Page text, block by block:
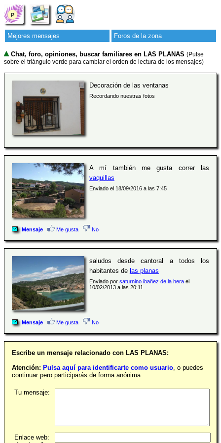
Mejores mensajes Foros de la zona
Chat, foro, opiniones, buscar familiares en LAS PLANAS (Pulse
sobre el triángulo verde para cambiar el orden de lectura de los mensajes)
Decoración de las ventanas
Recordando nuestras fotos
A mí también me gusta correr las
vaquillas
Enviado el 18/09/2016 a las 7:45
Mensaje Me gusta No
saludos desde cantoral a todos los
habitantes de las planas
Enviado por saturnino ibañez de la herael
10/02/2013 a las 20:11
Mensaje Me gusta No
Escribe un mensaje relacionado con LAS PLANAS:
Atención: Pulsa aquí para identificarte como usuario, o puedes
continuar pero participarás de forma anónima
Tu mensaje:
Enlace web: